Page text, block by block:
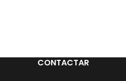
CONTACTAR